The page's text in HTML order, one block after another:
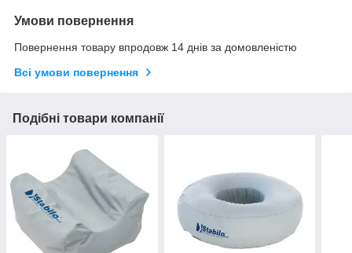
Умови повернення
Повернення товару впродовж 14 днів за домовленістю
Всі умови повернення
Подібні товари компанії